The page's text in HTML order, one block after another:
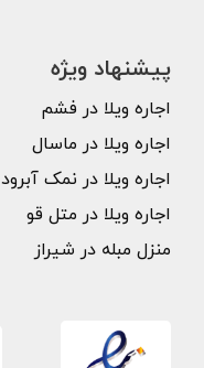
پیشنهاد ویژه
اجاره ویلا در فشم
اجاره ویلا در ماسال
اجاره ویلا در نمک آبرود
اجاره ویلا در متل قو
منزل مبله در شیراز